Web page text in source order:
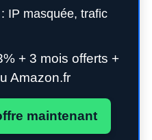
IP masquée, trafic
+ 3 mois offerts +
Amazon.fr
maintenant